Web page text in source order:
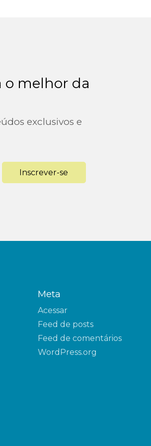
o melhor da
exclusivos e
Inscrever-se
Meta
Acessar
Feed de posts
Feed de comentários
WordPress.org